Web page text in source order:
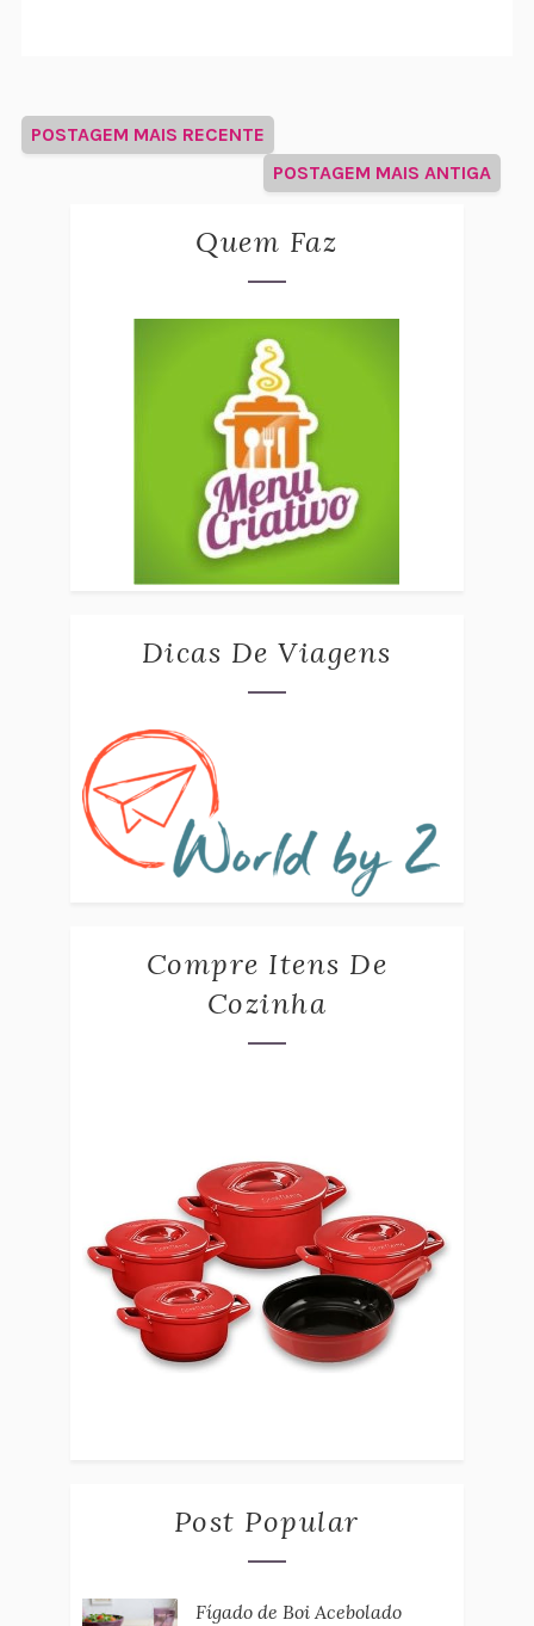
POSTAGEM MAIS RECENTE
POSTAGEM MAIS ANTIGA
Quem Faz
Dicas De Viagens
Compre Itens De
Cozinha
Post Popular
Fígado de Boi Acebolado